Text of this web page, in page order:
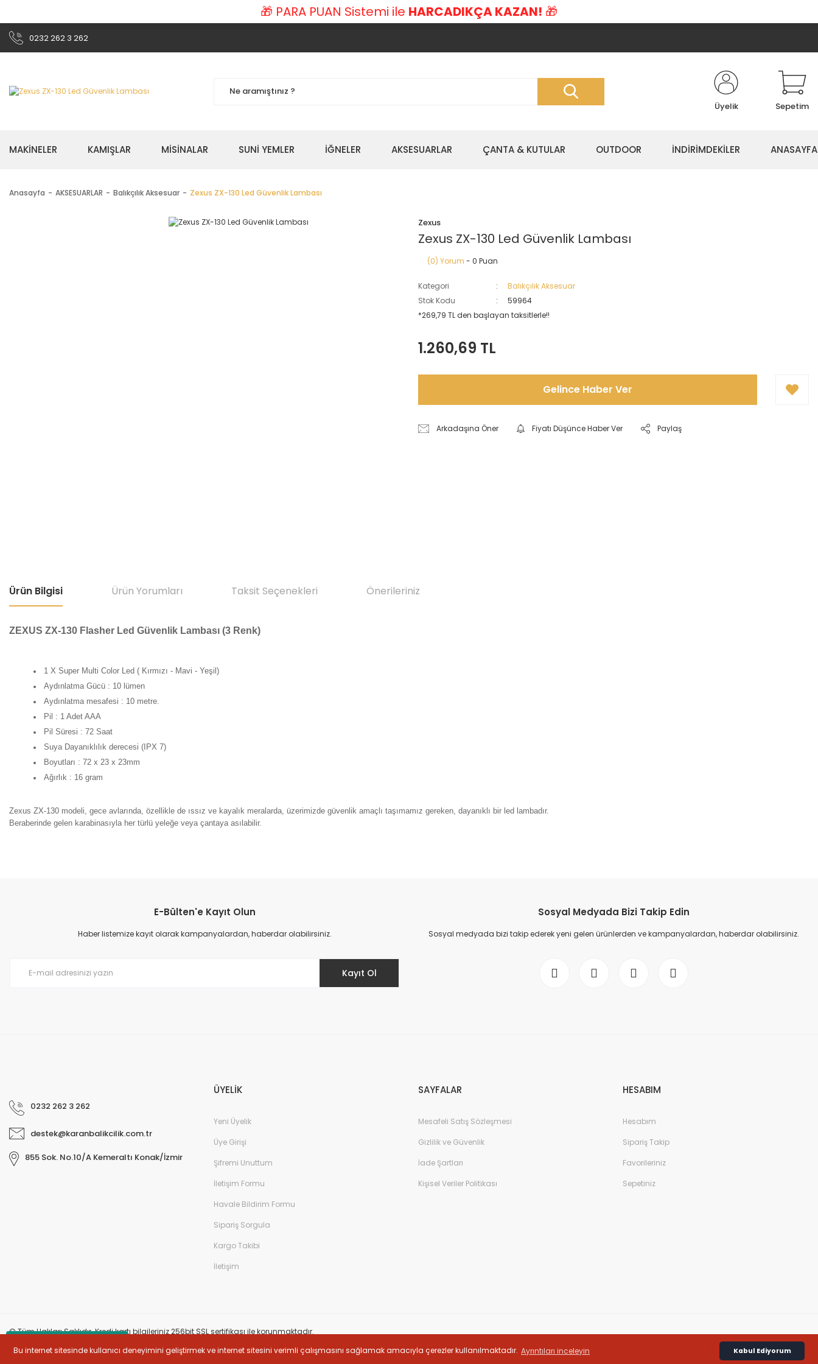
Bu internet sitesinde kullanıcı deneyimini geliştirmek ve internet sitesini verimli çalışmasını sağlamak amacıyla çerezler kullanılmaktadır. Ayrıntıları inceleyin Kabul Ediyorum
Whatsapp İletişim
🎁 PARA PUAN Sistemi ile HARCADIKÇA KAZAN! 🎁
0232 262 3 262
Üyelik Sepetim
MAKİNELER KAMIŞLAR MİSİNALAR SUNİ YEMLER İĞNELER AKSESUARLAR ÇANTA & KUTULAR OUTDOOR İNDİRİMDEKİLER ANASAYFA
Anasayfa AKSESUARLAR Balıkçılık Aksesuar Zexus ZX-130 Led Güvenlik Lambası
Zexus
Zexus ZX-130 Led Güvenlik Lambası
(0) Yorum - 0 Puan
Kategori
Balıkçılık Aksesuar
Stok Kodu
59964
*269,79 TL den başlayan taksitlerle!!
1.260,69 TL
Gelince Haber Ver
Arkadaşına Öner Fiyatı Düşünce Haber Ver Paylaş
Ürün Bilgisi Ürün Yorumları Taksit Seçenekleri Önerileriniz
ZEXUS ZX-130 Flasher Led Güvenlik Lambası (3 Renk)
1 X Super Multi Color Led ( Kırmızı - Mavi - Yeşil)
Aydınlatma Gücü : 10 lümen
Aydınlatma mesafesi : 10 metre.
Pil : 1 Adet AAA
Pil Süresi : 72 Saat
Suya Dayanıklılık derecesi (IPX 7)
Boyutları : 72 x 23 x 23mm
Ağırlık : 16 gram
Zexus ZX-130 modeli, gece avlarında, özellikle de ıssız ve kayalık meralarda, üzerimizde güvenlik amaçlı taşımamız gereken, dayanıklı bir led lambadır.
Beraberinde gelen karabinasıyla her türlü yeleğe veya çantaya asılabilir.
Ürün resmi kalitesiz, bozuk veya görüntülenemiyor.
Ürün açıklamasında eksik bilgiler bulunuyor.
E-Bülten'e Kayıt Olun
Haber listemize kayıt olarak kampanyalardan, haberdar olabilirsiniz.
Kayıt Ol
Sosyal Medyada Bizi Takip Edin
Sosyal medyada bizi takip ederek yeni gelen ürünlerden ve kampanyalardan, haberdar olabilirsiniz.
0232 262 3 262
destek@karanbalikcilik.com.tr
855 Sok. No.10/A Kemeraltı Konak/İzmir
ÜYELİK
Yeni Üyelik
Üye Girişi
Şifremi Unuttum
İletişim Formu
Havale Bildirim Formu
Sipariş Sorgula
Kargo Takibi
İletişim
SAYFALAR
Mesafeli Satış Sözleşmesi
Gizlilik ve Güvenlik
İade Şartları
Kişisel Veriler Politikası
HESABIM
Hesabım
Sipariş Takip
Favorileriniz
Sepetiniz
© Tüm Hakları Saklıdır. Kredi kartı bilgileriniz 256bit SSL sertifikası ile korunmaktadır.